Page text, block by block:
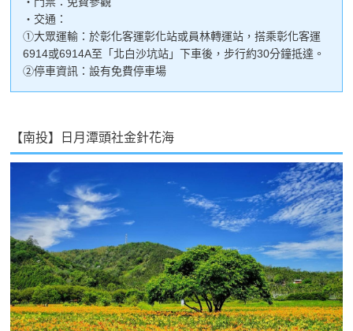
・交通：
①大眾運輸：於彰化客運彰化站或員林轉運站，搭乘彰化客運
6914或6914A至「北白沙坑站」下車後，步行約30分鐘抵達。
②停車資訊：設有免費停車場
【南投】日月潭頭社金針花海